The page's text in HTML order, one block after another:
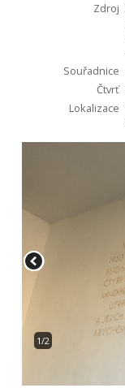
Zdroj
Souřadnice
Čtvrť
Lokalizace
1/2